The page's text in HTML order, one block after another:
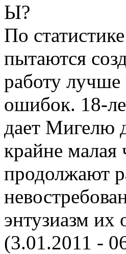
Ы?
По
пытаются
работу
ошибок. 18-
дает Мигелю
крайне малая
продолжают
энтузиазм их
(3.01.2011 -